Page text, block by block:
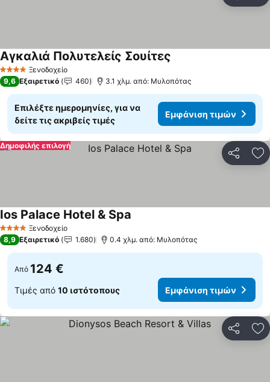
4 ΑστέριαΞενοδοχείο
Αγκαλιά Πολυτελείς Σουίτες
9,6 Εξαιρετικό 460 3.1 χλμ. από: Μυλοπότας
Επιλέξτε ημερομηνίες, για να
δείτε τις ακριβείς τιμές
Εμφάνιση τιμών
Δημοφιλής επιλογή
4 ΑστέριαΞενοδοχείο
Ios Palace Hotel & Spa
8,9 Εξαιρετικό 1.680 0.4 χλμ. από: Μυλοπότας
Από 124 €
Τιμές από 10 ιστότοπους Εμφάνιση τιμών